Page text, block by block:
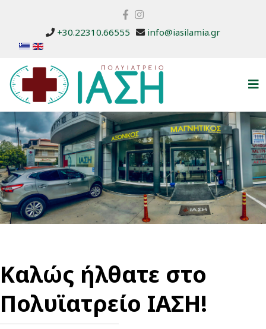
+30.22310.66555 info@iasilamia.gr
Καλώς ήλθατε στο
Πολυϊατρείο ΙΑΣΗ!